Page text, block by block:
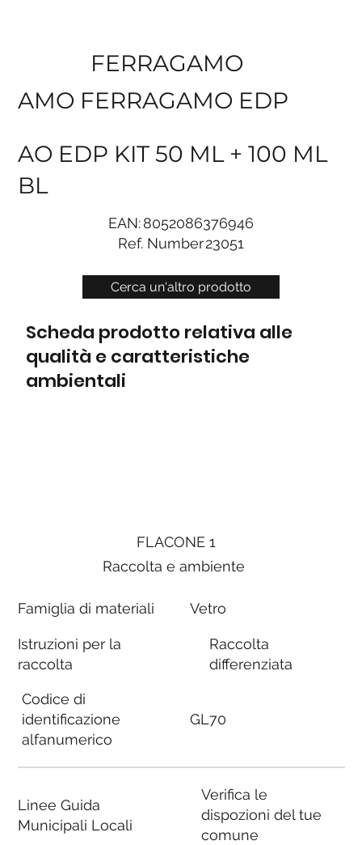
Cerca un'altro prodotto
FERRAGAMO
AMO FERRAGAMO EDP
AO EDP KIT 50 ML + 100 ML
BL
EAN:8052086376946
Ref. Number23051
Scheda prodotto relativa alle
qualità e caratteristiche
ambientali
FLACONE 1
Raccolta e ambiente
Famiglia di materiali
Istruzioni per la
raccolta
Codice di
identificazione
alfanumerico
Linee Guida
Municipali Locali
Vetro
Raccolta
differenziata
GL70
Verifica le
dispozioni del tue
comune